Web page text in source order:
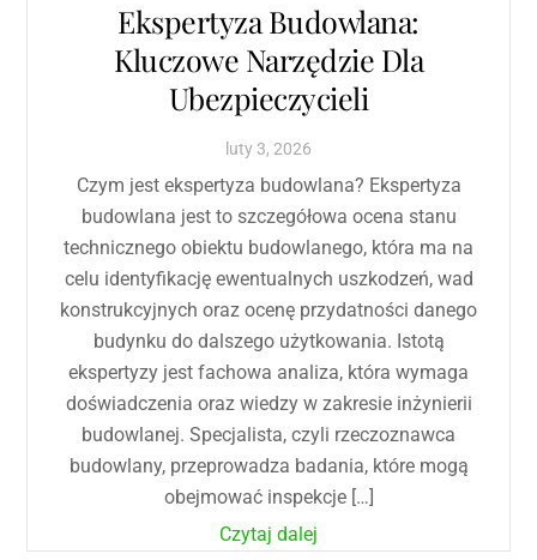
Ekspertyza Budowlana:
Kluczowe Narzędzie Dla
Ubezpieczycieli
luty 3, 2026
Czym jest ekspertyza budowlana? Ekspertyza
budowlana jest to szczegółowa ocena stanu
technicznego obiektu budowlanego, która ma na
celu identyfikację ewentualnych uszkodzeń, wad
konstrukcyjnych oraz ocenę przydatności danego
budynku do dalszego użytkowania. Istotą
ekspertyzy jest fachowa analiza, która wymaga
doświadczenia oraz wiedzy w zakresie inżynierii
budowlanej. Specjalista, czyli rzeczoznawca
budowlany, przeprowadza badania, które mogą
obejmować inspekcje […]
Czytaj dalej